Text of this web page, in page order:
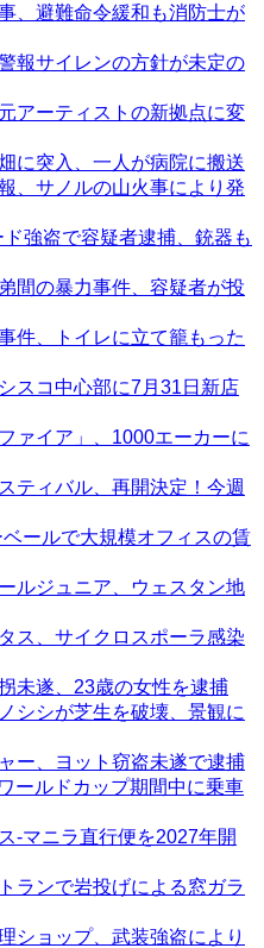
、避難命令緩和も消防士が
報サイレンの方針が未定の
アーティストの新拠点に変
に突入、一人が病院に搬送
、サノルの山火事により発
強盗で容疑者逮捕、銃器も
間の暴力事件、容疑者が投
件、トイレに立て籠もった
スコ中心部に7月31日新店
ァイア」、1000エーカーに
ティバル、再開決定！今週
ールで大規模オフィスの賃
ルジュニア、ウェスタン地
ス、サイクロスポーラ感染
未遂、23歳の女性を逮捕
シシが芝生を破壊、景観に
ー、ヨット窃盗未遂で逮捕
ールドカップ期間中に乗車
-マニラ直行便を2027年開
ランで岩投げによる窓ガラ
ショップ、武装強盗により